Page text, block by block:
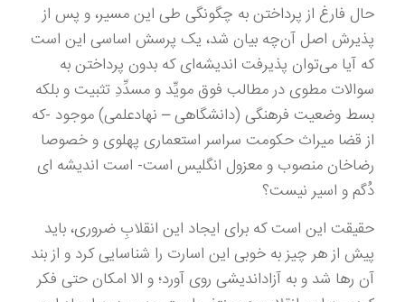
حال فارغ از پرداختن به چگونگی طی این مسیر، و پس از
پذیرش اصل آن‌چه بیان شد، یک پرسش اساسی این است
که آیا می‌توان پذیرفت اندیشه‌ای که بدون پرداختن به
سوالات مطوی در مطالب فوق مویِّد و مسدِّدِ تثبیت و بلکه
بسط وضعیت فرهنگی (دانشگاهی – نهادعلمی) موجود -که
از قضا میراث حکومت سراسر استعماری پهلوی و خصوصا
رضاخان منصوب و معزول انگلیس است- است اندیشه ای
دُگم و اسیر نیست؟
حقیقت این است که برای ایجاد این انقلابِ ضروری، باید
پیش از هر چیز به خوبی این اسارت را شناسایی کرد و از بند
آن رها شد و به آزاداندیشی روی آورد؛ و الا امکان حتی فکر